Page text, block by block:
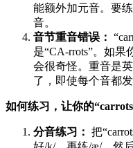
能额外加元音。要
音。
音节重音错误：
是“CA-rrots”。如
会很奇怪。重音是
了，即使每个音都
如何练习，让你的
分音练习： 把